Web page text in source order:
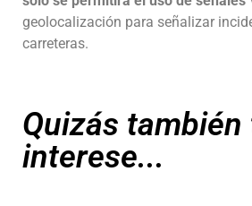
geolocalización para señalizar
carreteras.
Quizás también
interese...